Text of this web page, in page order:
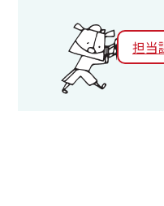
担当